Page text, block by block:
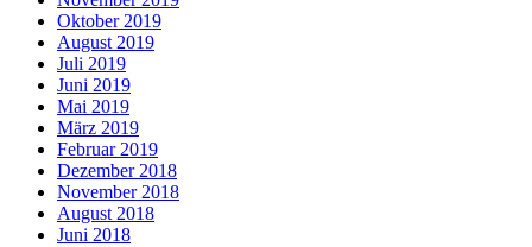
Oktober 2019
August 2019
Juli 2019
Juni 2019
Mai 2019
März 2019
Februar 2019
Dezember 2018
November 2018
August 2018
Juni 2018